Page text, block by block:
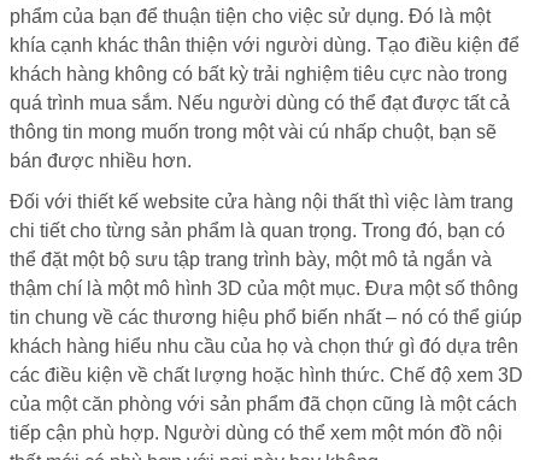
phẩm của bạn để thuận tiện cho việc sử dụng. Đó là một
khía cạnh khác thân thiện với người dùng. Tạo điều kiện để
khách hàng không có bất kỳ trải nghiệm tiêu cực nào trong
quá trình mua sắm. Nếu người dùng có thể đạt được tất cả
thông tin mong muốn trong một vài cú nhấp chuột, bạn sẽ
bán được nhiều hơn.
Đối với thiết kế website cửa hàng nội thất thì việc làm trang
chi tiết cho từng sản phẩm là quan trọng. Trong đó, bạn có
thể đặt một bộ sưu tập trang trình bày, một mô tả ngắn và
thậm chí là một mô hình 3D của một mục. Đưa một số thông
tin chung về các thương hiệu phổ biến nhất – nó có thể giúp
khách hàng hiểu nhu cầu của họ và chọn thứ gì đó dựa trên
các điều kiện về chất lượng hoặc hình thức. Chế độ xem 3D
của một căn phòng với sản phẩm đã chọn cũng là một cách
tiếp cận phù hợp. Người dùng có thể xem một món đồ nội